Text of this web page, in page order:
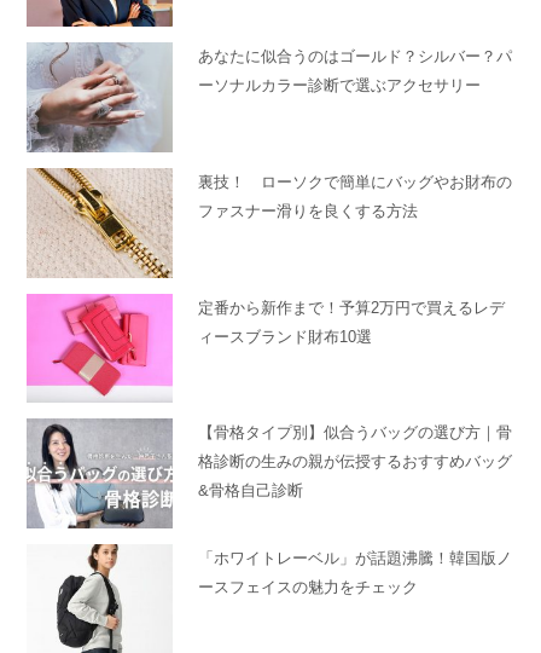
あなたに似合うのはゴールド？シルバー？パ
ーソナルカラー診断で選ぶアクセサリー
裏技！ ローソクで簡単にバッグやお財布の
ファスナー滑りを良くする方法
定番から新作まで！予算2万円で買えるレデ
ィースブランド財布10選
【骨格タイプ別】似合うバッグの選び方｜骨
格診断の生みの親が伝授するおすすめバッグ
&骨格自己診断
「ホワイトレーベル」が話題沸騰！韓国版ノ
ースフェイスの魅力をチェック